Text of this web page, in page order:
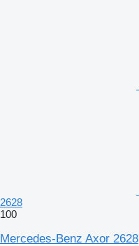
2628
100
Mercedes-Benz Axor 2628